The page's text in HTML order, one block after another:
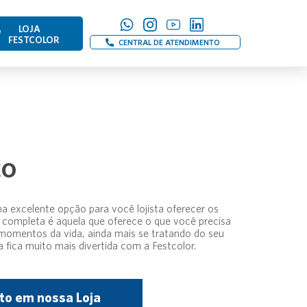
LOJA
FESTCOLOR
CENTRAL DE ATENDIMENTO
excelente opção para você lojista oferecer os
é aquela que oferece o que você precisa
da vida, ainda mais se tratando do seu
fica muito mais divertida com a Festcolor.
em nossa Loja